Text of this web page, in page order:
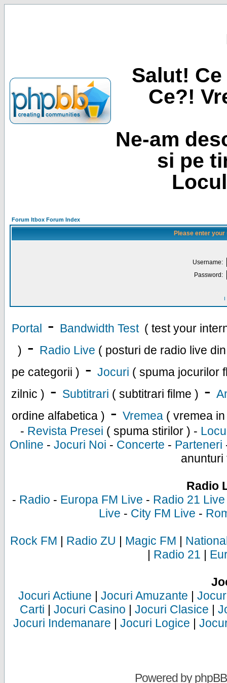
Salut!
Ce?!
Ne-am
si pe
Forum Itbox Forum Index
Please enter
Username:
Password:
I
Portal - Bandwidth Test ( test your
) - Radio Live ( posturi de radio live
pe categorii ) - Jocuri ( spuma jocurilor
zilnic ) - Subtitrari ( subtitrari filme ) -
ordine alfabetica ) - Vremea ( vremea
- Revista Presei ( spuma stirilor ) -
Online - Jocuri Noi - Concerte - Parteneri
anunturi
Radio
- Radio - Europa FM Live - Radio 21 Live
Live - City FM Live -
Rock FM | Radio ZU | Magic FM |
| Radio 21 |
Jocuri Actiune | Jocuri Amuzante |
Carti | Jocuri Casino | Jocuri Clasice |
Jocuri Indemanare | Jocuri Logice |
Powered byphpBB